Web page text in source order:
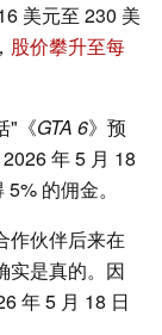
美元至 230 美
股价攀升至每
"《GTA 6》预
年 5 月 18
的佣金。
作伙伴后来在
实是真的。因
年 5 月 18 日